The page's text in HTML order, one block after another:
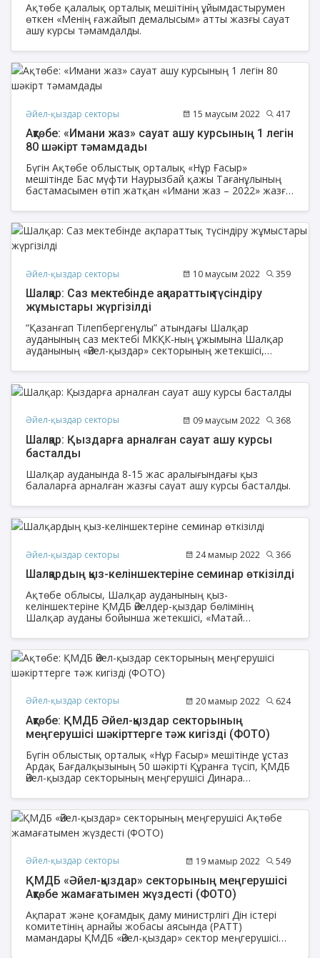
Ақтөбе қалалық орталық мешітінің ұйымдастырумен
өткен «Менің ғажайып демалысым» атты жазғы сауат
ашу курсы тәмамдалды.
Әйел-қыздар секторы 15 маусым 2022 417
Ақтөбе: «Имани жаз» сауат ашу курсының 1 легін
80 шәкірт тәмамдады
Бүгін Ақтөбе облыстық орталық «Нұр Ғасыр»
мешітінде Бас мүфти Наурызбай қажы Тағанұлының
бастамасымен өтіп жатқан «Имани жаз – 2022» жазғы
дәрістері қорытындыланды.
Әйел-қыздар секторы 10 маусым 2022 359
Шалқар: Саз мектебінде ақпараттық түсіндіру
жұмыстары жүргізілді
“Қазанғап Тілепбергенұлы” атындағы Шалқар
ауданының саз мектебі МКҚК-ның ұжымына Шалқар
ауданының «Әйел-қыздар» секторының жетекшісі,
Тлеубай “Деструктивті діни ағымдар және
экстремистік ұйымдардың әлеуметтік-психологиялық
портреті” тақырыбында түсіндірме жұмыстарын
Әйел-қыздар секторы 09 маусым 2022 368
Шалқар: Қыздарға арналған сауат ашу курсы
басталды
Шалқар ауданында 8-15 жас аралығындағы қыз
балаларға арналған жазғы сауат ашу курсы басталды.
Әйел-қыздар секторы 24 мамыр 2022 366
Шалқардың қыз-келіншектеріне семинар өткізілді
Ақтөбе облысы, Шалқар ауданының қыз-
келіншектеріне ҚМДБ Әйелдер-қыздар бөлімінің
Шалқар ауданы бойынша жетекшісі, «Матай
Тлеубай «Діни сауаттылық - діни қауіпсіздіктің басты
кепілі» тақырыбында семинар өткізді.
Әйел-қыздар секторы 20 мамыр 2022 624
Ақтөбе: ҚМДБ Әйел-қыздар секторының
меңгерушісі шәкірттерге тәж кигізді (ФОТО)
Бүгін облыстық орталық «Нұр Ғасыр» мешітінде ұстаз
Ардақ Бағдалқызының 50 шәкірті Құранға түсіп, ҚМДБ
Әйел-қыздар секторының меңгерушісі Динара
зерттеу орталығының теолог маманы Талшын
Зарқымқызы, Батыс Қазақстан облысы «Аманат-
Жайық» қоғамдық қорының теологы Назгүл
Медерқызы т.б тәж кигізіп, қасиетті Құран Кәрімді
Әйел-қыздар секторы 19 мамыр 2022 549
ҚМДБ «Әйел-қыздар» секторының меңгерушісі
Ақтөбе жамағатымен жүздесті (ФОТО)
Ақпарат және қоғамдық даму министрлігі Дін істері
комитетінің арнайы жобасы аясында (РАТТ)
мамандары ҚМДБ «Әйел-қыздар» сектор меңгерушісі